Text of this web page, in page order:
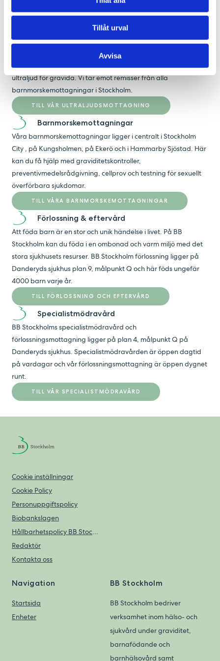
Tillåt urval
Avvisa
TILL MIN BARNMORSKA
Ultraljudsmottagning City
Ultraljudsenheten på BB Stockholm Family City är en av Region
Stockholms auktoriserade mottagningar med inriktning på
ultraljud för gravida. Vi tar emot remisser från alla
barnmorskemottagningar i Stockholm.
TILL VÅR ULTRALJUDSMOTTAGNING
Barnmorskemottagningar
Våra barnmorskemottagningar ligger i centralt i Stockholm
City , på Kungsholmen, på Ekerö och i Hammarby Sjöstad. Här
kan du få hjälp med graviditetskontroller,
preventivmedelsrådgivning, cellprov och testning för sexuellt
överförbara sjukdomar.
TILL VÅRA BARNMORSKEMOTTAGNINGAR
Förlossning & eftervård
Att föda barn är en stor och unik händelse i livet. På BB
Stockholm kan du föda i en ombonad och varm miljö med det
stora sjukhusets resurser. BB Stockholm förlossning ligger på
Danderyds sjukhus plan 9, målpunkt Q och här föds ungefär
4000 barn varje år.
TILL FÖRLOSSNING OCH EFTERVÅRD
Specialistmödravård
BB Stockholms specialistmödravård och
förlossningsmottagning ligger på plan 4, målpunkt Q på
Danderyds sjukhus. Specialistmödravården är öppen dagtid
på vardagar och vår förlossningsmottagning är öppen dygnet
runt.
TILL VÅR SPECIALISTMÖDRAVÅRD
Cookie inställningar
Cookie Policy
Personuppgiftspolicy
Biobankslagen
Hållbarhetspolicy BB Stockholm
Redaktör
Kontakta oss
Navigation
Startsida
Enheter
BB Stockholm
BB Stockholm bedriver
verksamhet inom hälso- och
sjukvård under graviditet,
barnafödande och
barnhälsovård samt